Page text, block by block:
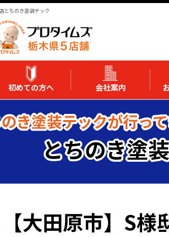
とちのき塗装テック
初めての方へ 会社案内
き塗装テックが行っ
とちのき塗
【大田原市】S